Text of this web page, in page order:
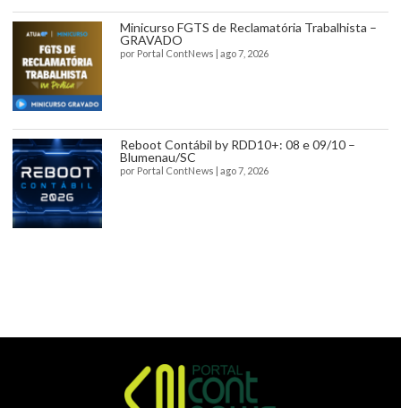
Minicurso FGTS de Reclamatória Trabalhista –
GRAVADO
por Portal ContNews ago 7, 2026
Reboot Contábil by RDD10+: 08 e 09/10 –
Blumenau/SC
por Portal ContNews ago 7, 2026